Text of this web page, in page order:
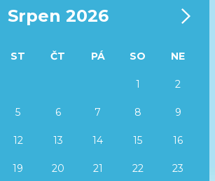
Srpen 2026
ST ČT PÁ SO NE
1 2
5 6 7 8 9
12 13 14 15 16
19 20 21 22 23